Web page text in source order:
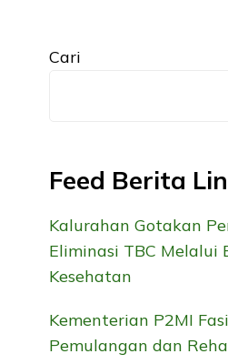
Cari
Feed Berita
Kalurahan Gotakan
Eliminasi TBC Melalui
Kesehatan
Kementerian P2MI
Pemulangan dan